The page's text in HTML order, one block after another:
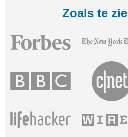
Zoals te